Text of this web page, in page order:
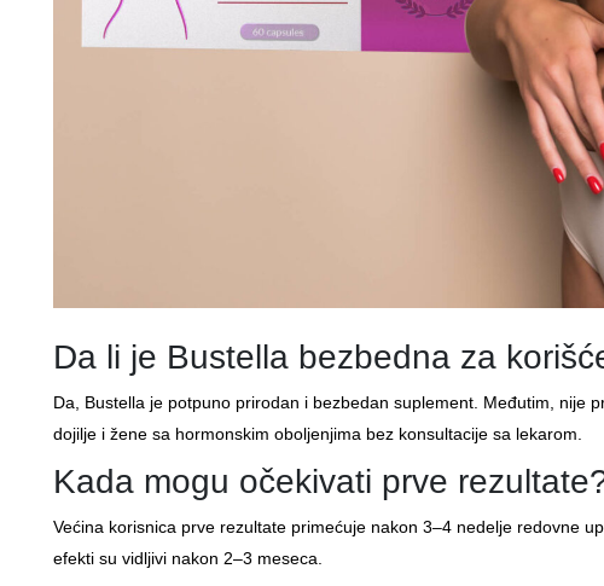
Da li je Bustella bezbedna za
Da, Bustella je potpuno prirodan i bezbedan suplement. Međutim, nije
dojilje i žene sa hormonskim oboljenjima bez konsultacije sa lekarom.
Kada mogu očekivati prve
Većina korisnica prve rezultate primećuje nakon 3–4 nedelje redovne
efekti su vidljivi nakon 2–3 meseca.